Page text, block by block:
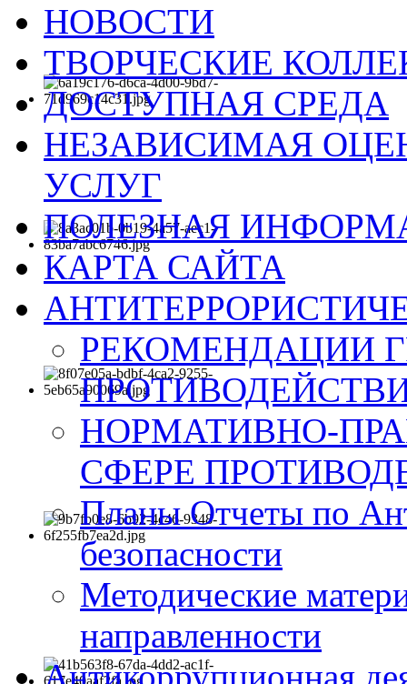
НОВОСТИ
ТВОРЧЕСКИЕ
ДОСТУПНАЯ СРЕДА
НЕЗАВИСИМАЯ
УСЛУГ
ПОЛЕЗНАЯ
КАРТА САЙТА
РЕКОМЕНДАЦИИ
НОРМАТИВНО-
СФЕРЕ
Планы Отчеты по
безопасности
Методические
направленности
Антикоррупционная